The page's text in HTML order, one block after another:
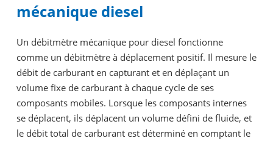
mécanique diesel
Un débitmètre mécanique pour diesel fonctionne
comme un débitmètre à déplacement positif. Il mesure le
débit de carburant en capturant et en déplaçant un
volume fixe de carburant à chaque cycle de ses
composants mobiles. Lorsque les composants internes
se déplacent, ils déplacent un volume défini de fluide, et
le débit total de carburant est déterminé en comptant le